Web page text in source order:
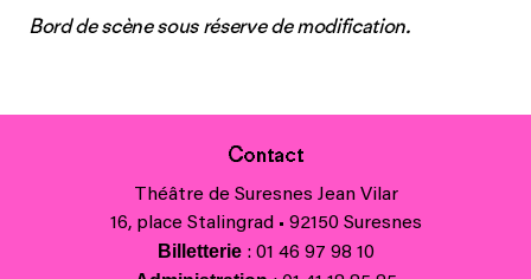
Bord de scène sous réserve de modification.
Contact
Théâtre de Suresnes Jean Vilar
16, place Stalingrad • 92150 Suresnes
Billetterie: 01 46 97 98 10